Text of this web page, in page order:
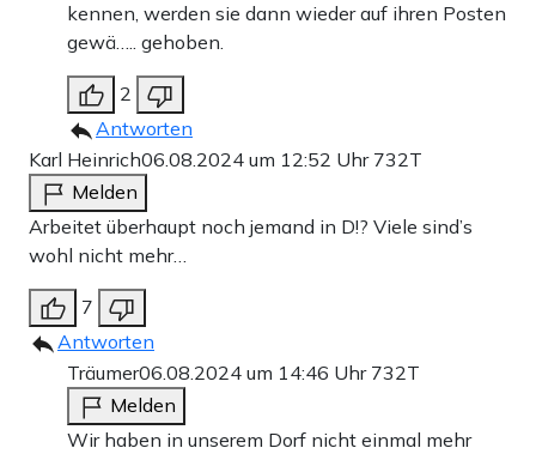
kennen, werden sie dann wieder auf ihren Posten
gewä….. gehoben.
2
Antworten
Karl Heinrich06.08.2024 um 12:52 Uhr 732T
Melden
Arbeitet überhaupt noch jemand in D!? Viele sind’s
wohl nicht mehr…
7
Antworten
Träumer06.08.2024 um 14:46 Uhr 732T
Melden
Wir haben in unserem Dorf nicht einmal mehr